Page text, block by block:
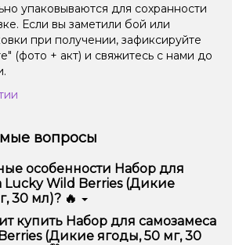
упаковываются для сохранности
Если вы заметили бой или
при получении, зафиксируйте
(фото + акт) и свяжитесь с нами до
вопросы
особенности Набор для
Lucky Wild Berries (Дикие
30 мл)? 🔥
Lucky Wild Berries (Дикие
мл) отличается высоким качеством,
купить Набор для самозамеса
(Дикие ягоды, 50 мг, 30